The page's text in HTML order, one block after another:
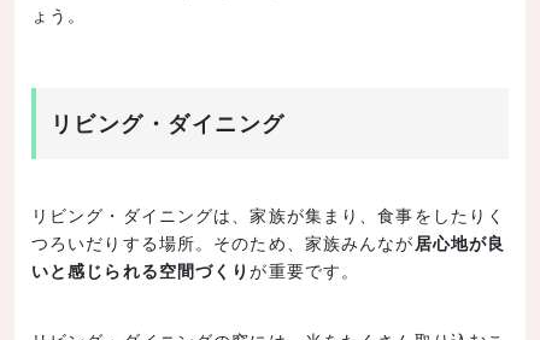
ょう。
リビング・ダイニング
リビング・ダイニングは、家族が集まり、食事をしたりく
つろいだりする場所。そのため、家族みんなが居心地が良
いと感じられる空間づくりが重要です。